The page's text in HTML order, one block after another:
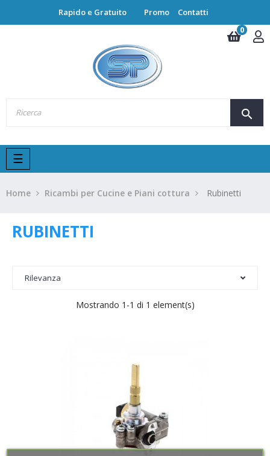
Rapido e Gratuito Promo Contatti
search
0
navigazione
Toggle
☰
Home Ricambi per Cucine e Piani cottura Rubinetti
RUBINETTI
Rilevanza
Mostrando 1-1 di 1 element(s)